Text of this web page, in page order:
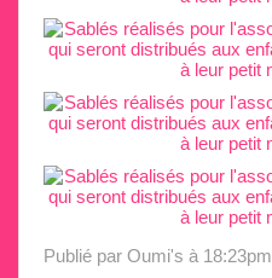
Publié par Oumi's à 18:23pm